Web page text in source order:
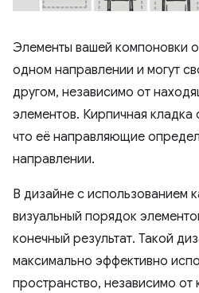
Элементы вашей компоновки
одном направлении и могут
другом, независимо от
элементов. Кирпичная кладка
что её направляющие
направлении.
В дизайне с использованием
визуальный порядок
конечный результат. Такой
максимально эффективно
пространство, независимо от